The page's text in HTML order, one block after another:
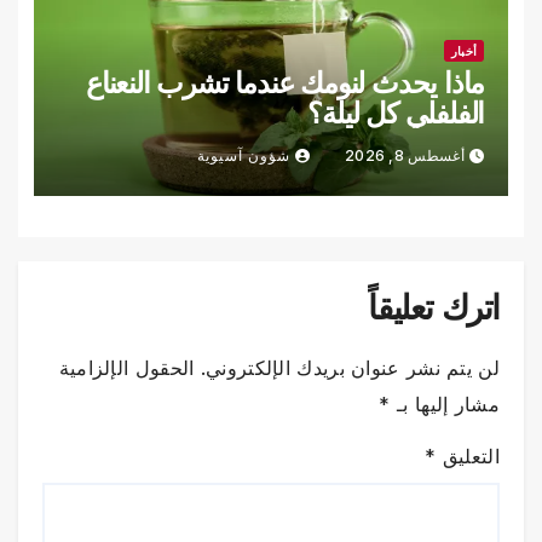
أخبار
ماذا يحدث لنومك عندما تشرب النعناع
الفلفلي كل ليلة؟
أغسطس 8, 2026 شؤون آسيوية
اترك تعليقاً
لن يتم نشر عنوان بريدك الإلكتروني. الحقول الإلزامية
مشار إليها بـ *
التعليق *